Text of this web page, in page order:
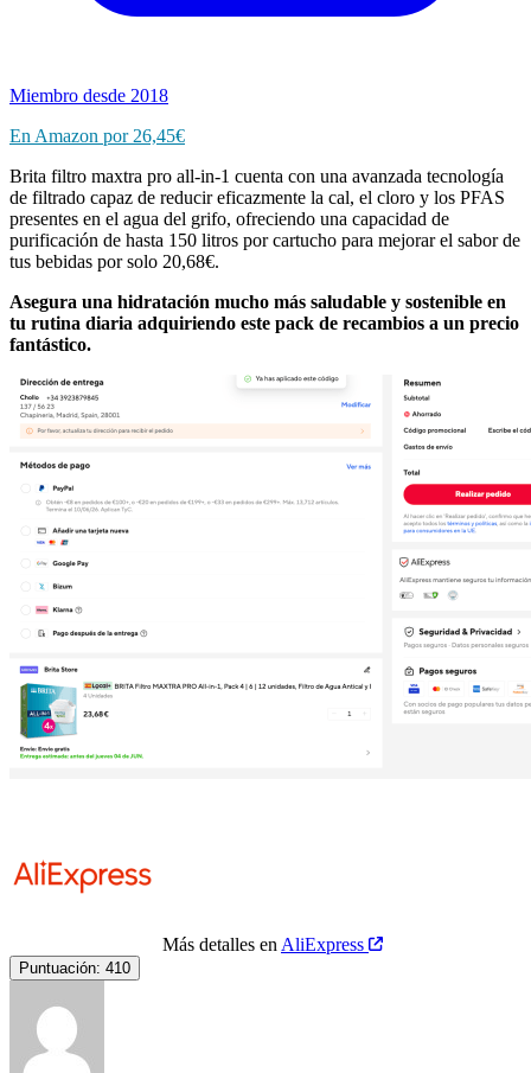
Miembro desde 2018
En Amazon por 26,45€
Brita filtro maxtra pro all-in-1 cuenta con una avanzada tecnología
de filtrado capaz de reducir eficazmente la cal, el cloro y los PFAS
presentes en el agua del grifo, ofreciendo una capacidad de
purificación de hasta 150 litros por cartucho para mejorar el sabor de
tus bebidas por solo 20,68€.
Asegura una hidratación mucho más saludable y sostenible en
tu rutina diaria adquiriendo este pack de recambios a un precio
fantástico.
Más detalles en AliExpress
Puntuación: 410